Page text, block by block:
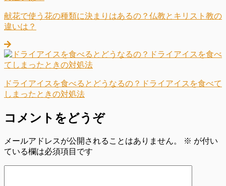
献花で使う花の種類に決まりはあるの？仏教とキリスト教の
違いは？
ドライアイスを食べるとどうなるの？ドライアイスを食べて
しまったときの対処法
コメントをどうぞ
メールアドレスが公開されることはありません。 ※ が付い
ている欄は必須項目です